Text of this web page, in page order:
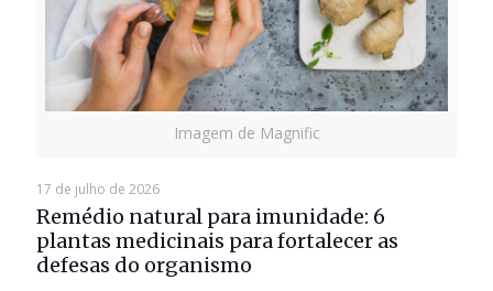
Imagem de Magnific
17 de julho de 2026
Remédio natural para imunidade: 6
plantas medicinais para fortalecer as
defesas do organismo